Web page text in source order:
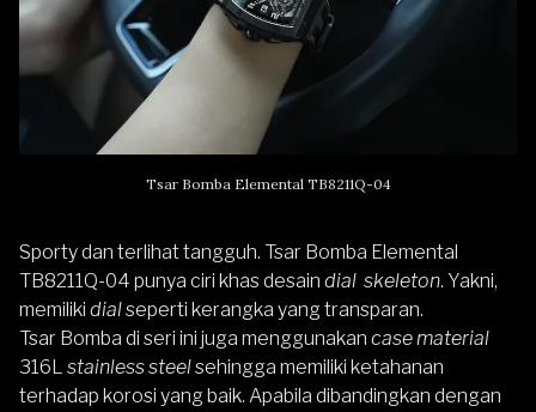
Tsar Bomba Elemental TB8211Q-04
Sporty dan terlihat tangguh. Tsar Bomba Elemental
TB8211Q-04 punya ciri khas desain dial skeleton. Yakni,
memiliki dialseperti kerangka yang transparan.
Tsar Bomba di seri ini juga menggunakan case material
316L stainless steelsehingga memiliki ketahanan
terhadap korosi yang baik. Apabila dibandingkan dengan